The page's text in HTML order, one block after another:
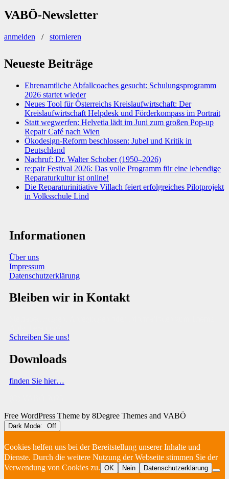
VABÖ-Newsletter
anmelden / stornieren
Neueste Beiträge
Ehrenamtliche Abfallcoaches gesucht: Schulungsprogramm
2026 startet wieder
Neues Tool für Österreichs Kreislaufwirtschaft: Der
Kreislaufwirtschaft Helpdesk und Förderkompass im Portrait
Statt wegwerfen: Helvetia lädt im Juni zum großen Pop-up
Repair Café nach Wien
Ökodesign-Reform beschlossen: Jubel und Kritik in
Deutschland
Nachruf: Dr. Walter Schober (1950–2026)
re:pair Festival 2026: Das volle Programm für eine lebendige
Reparaturkultur ist online!
Die Reparaturinitiative Villach feiert erfolgreiches Pilotprojekt
in Volksschule Lind
Informationen
Über uns
Impressum
Datenschutzerklärung
Bleiben wir in Kontakt
Schreiben Sie uns!
Downloads
finden Sie hier…
Free WordPress Theme by 8Degree Themes and VABÖ
Dark Mode:
Cookies helfen uns bei der Bereitstellung unserer Inhalte und
Dienste. Durch die weitere Nutzung der Webseite stimmen Sie der
Verwendung von Cookies zu. OK Nein Datenschutzerklärung